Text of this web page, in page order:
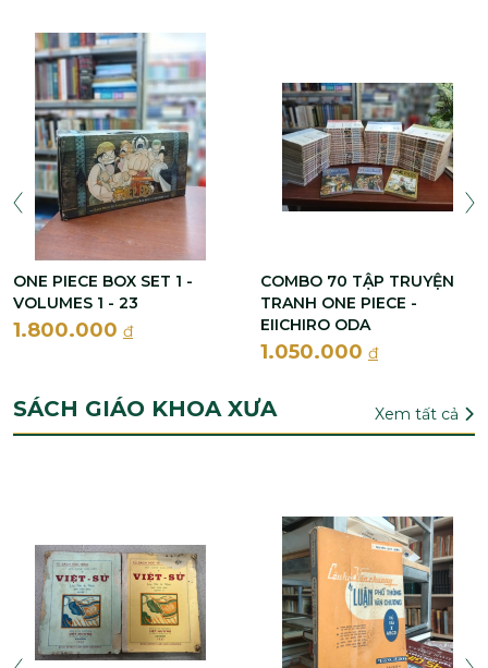
ONE PIECE BOX SET 1 -
VOLUMES 1 - 23
1.800.000 đ
COMBO 70 TẬP TRUYỆN
TRANH ONE PIECE -
EIICHIRO ODA
1.050.000 đ
SÁCH GIÁO KHOA XƯA Xem tất cả